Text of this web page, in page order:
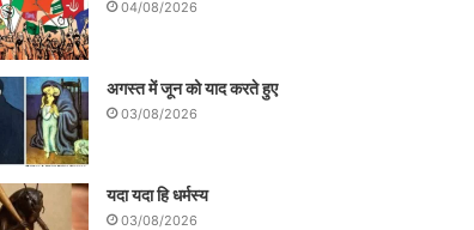
04/08/2026
अगस्त में जून को याद करते हुए
03/08/2026
यदा यदा हि धर्मस्य
03/08/2026